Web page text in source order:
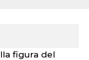
figura del